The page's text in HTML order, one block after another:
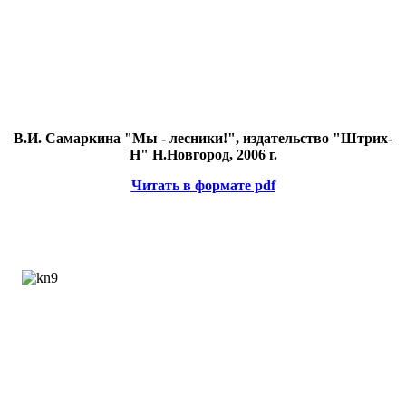
В.И. Самаркина "Мы - лесники!", издательство "Штрих-
Н" Н.Новгород, 2006 г.
Читать в формате pdf